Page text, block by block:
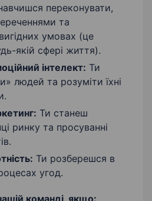
переконувати,
та
умовах (це
якій сфері життя).
інтелект: Ти
людей та розуміти їхні
Ти станеш
ринку та просуванні
Ти розберешся в
угод.